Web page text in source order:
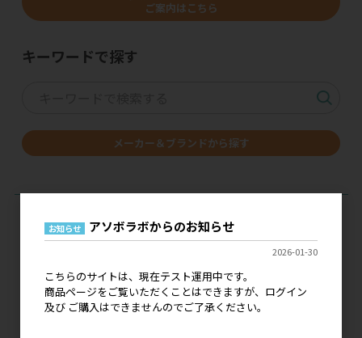
ご案内はこちら
キーワードで探す
メーカー＆ブランドから探す
現在、こちらのサイトはテスト運用中です。
ログイン 及び ご購入はできませんので、ご了承くださ
い。
既に弊社とお取引いただいているお客様につきまして
お知らせ アソボラボからのお知らせ
2026-01-30
こちらのサイトは、現在テスト運用中です。
商品ページをご覧いただくことはできますが、ログイン
及び ご購入はできませんのでご了承ください。